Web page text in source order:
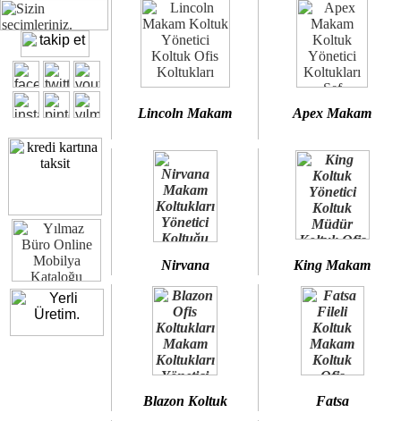
Ofisinizin dekorasyonunda ergonomi ve kaliteye önem
Çünkü sitemizde bulunan seçkin bürosit, goldsit ve modern
Size yakışan ofis koltuk tasarımına gelin birlikte karar verelim.
Kalite ve ergonomiyi arıyanların tercihi...Yılmaz Büro Mobilya
Lincoln Makam Apex Makam
Nirvana King Makam
Blazon Koltuk Fatsa